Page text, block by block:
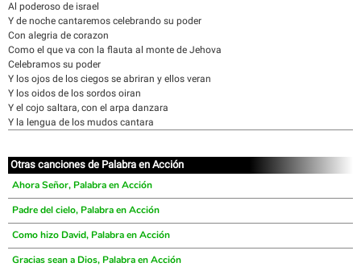
Al poderoso de israel
Y de noche cantaremos celebrando su poder
Con alegria de corazon
Como el que va con la flauta al monte de Jehova
Celebramos su poder
Y los ojos de los ciegos se abriran y ellos veran
Y los oidos de los sordos oiran
Y el cojo saltara, con el arpa danzara
Y la lengua de los mudos cantara
Otras canciones de Palabra en Acción
Ahora Señor, Palabra en Acción
Padre del cielo, Palabra en Acción
Como hizo David, Palabra en Acción
Gracias sean a Dios, Palabra en Acción